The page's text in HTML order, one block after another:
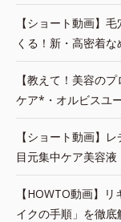
【ショート動画】
くる！新・高密着
【教えて！美容の
ケア*・オルビスユ
【ショート動画】
目元集中ケア美容
【HOWTO動画】
イクの手順」を徹底